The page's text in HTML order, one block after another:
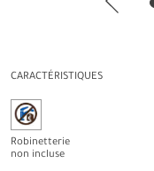
CARACTÉRISTIQUES
Robinetterie
non incluse